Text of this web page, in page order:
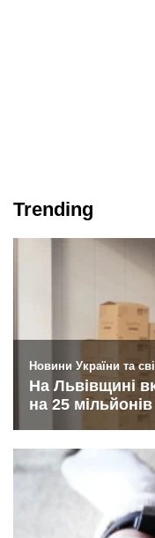
Trending